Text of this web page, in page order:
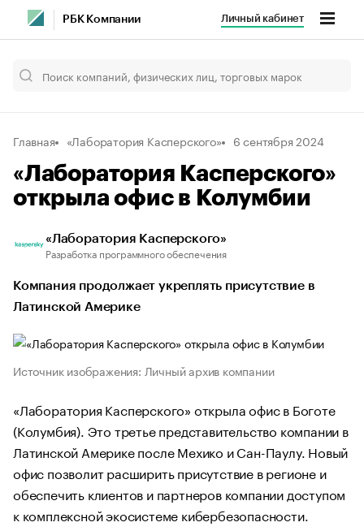
РБК Компании Личный кабинет
Главная «Лаборатория Касперского» 6 сентября 2024
«Лаборатория Касперского»
открыла офис в Колумбии
«Лаборатория Касперского»
Разработка программного обеспечения
Компания продолжает укреплять присутствие в
Латинской Америке
Источник изображения: Личный архив компании
«Лаборатория Касперского» открыла офис в Боготе
(Колумбия). Это третье представительство компании в
Латинской Америке после Мехико и Сан-Паулу. Новый
офис позволит расширить присутствие в регионе и
обеспечить клиентов и партнеров компании доступом
к комплексной экосистеме кибербезопасности.